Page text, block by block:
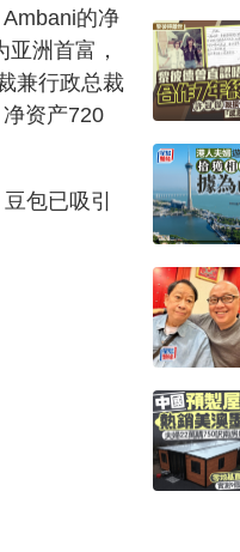
的净
洲首富，
兼行政总裁
资产720
包已吸引